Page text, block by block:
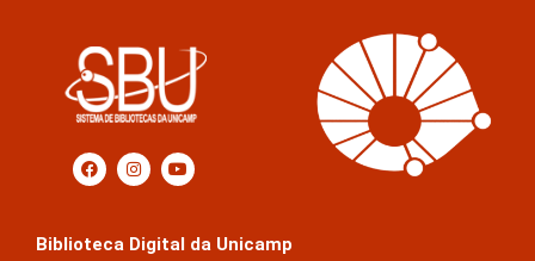
Biblioteca Digital da Unicamp